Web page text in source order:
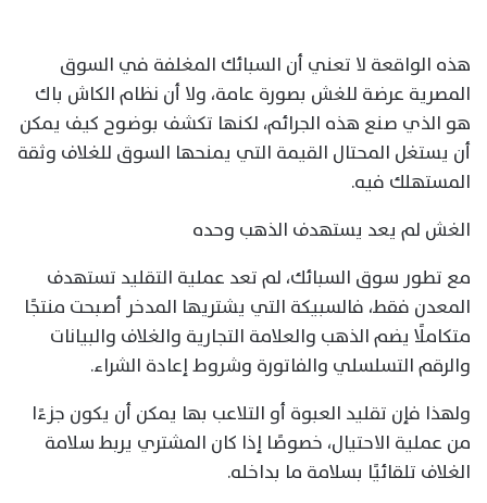
هذه الواقعة لا تعني أن السبائك المغلفة في السوق
المصرية عرضة للغش بصورة عامة، ولا أن نظام الكاش باك
هو الذي صنع هذه الجرائم، لكنها تكشف بوضوح كيف يمكن
أن يستغل المحتال القيمة التي يمنحها السوق للغلاف وثقة
المستهلك فيه.
الغش لم يعد يستهدف الذهب وحده
مع تطور سوق السبائك، لم تعد عملية التقليد تستهدف
المعدن فقط، فالسبيكة التي يشتريها المدخر أصبحت منتجًا
متكاملًا يضم الذهب والعلامة التجارية والغلاف والبيانات
والرقم التسلسلي والفاتورة وشروط إعادة الشراء.
ولهذا فإن تقليد العبوة أو التلاعب بها يمكن أن يكون جزءًا
من عملية الاحتيال، خصوصًا إذا كان المشتري يربط سلامة
الغلاف تلقائيًا بسلامة ما بداخله.